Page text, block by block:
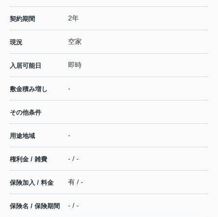
契約期間 2年
現況 空家
入居可能日 即時
敷金積み増し -
その他条件
用途地域 -
権利金 / 雑費 - / -
保険加入 / 料金 有 / -
保険名 / 保険期間 - / -